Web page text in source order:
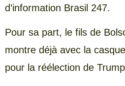
d’information Brasil 247.
Pour sa part, le fils de
montre déjà avec la
pour la réélection de